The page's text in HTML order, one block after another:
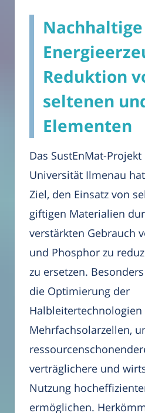
Nachhaltige
Reduktion
seltenen
Elementen
Das SustEnMat-
Universität Ilmenau
Ziel, den Einsatz von
giftigen Materialien
verstärkten Gebrauch
und Phosphor zu
zu ersetzen.
die Optimierung der
Mehrfachsolarzellen,
verträglichere und
Nutzung
ermöglichen.